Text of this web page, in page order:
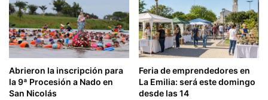
Abrieron la inscripción para
la 9ª Procesión a Nado en
San Nicolás
Feria de emprendedores en
La Emilia: será este domingo
desde las 14